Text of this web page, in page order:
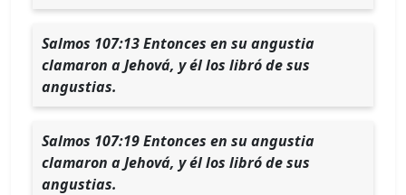
Salmos 107:13 Entonces en su angustia
clamaron a Jehová, y él los libró de sus
angustias.
Salmos 107:19 Entonces en su angustia
clamaron a Jehová, y él los libró de sus
angustias.